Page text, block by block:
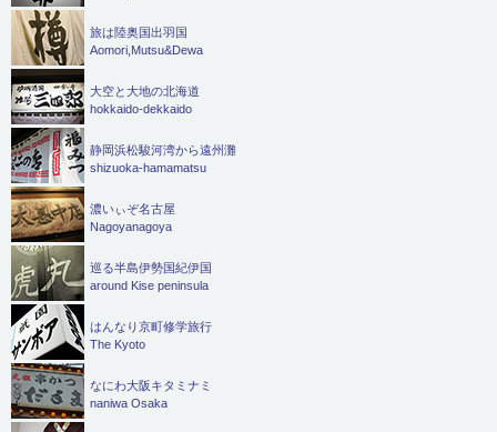
旅は陸奥国出羽国
Aomori,Mutsu&Dewa
大空と大地の北海道
hokkaido-dekkaido
静岡浜松駿河湾から遠州灘
shizuoka-hamamatsu
濃いぃぞ名古屋
Nagoyanagoya
巡る半島伊勢国紀伊国
around Kise peninsula
はんなり京町修学旅行
The Kyoto
なにわ大阪キタミナミ
naniwa Osaka